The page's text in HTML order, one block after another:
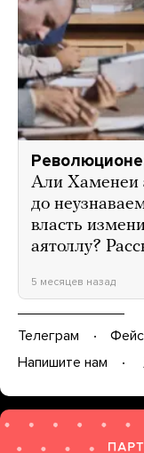
Али Хаменеи
до
власть
аятоллу?
5 месяцев назад
Телеграм
Напишите нам